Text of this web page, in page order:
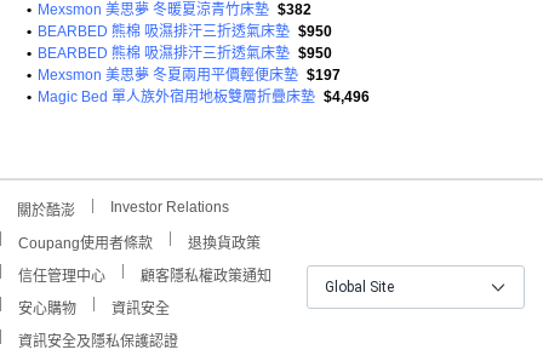
• Mexsmon 美思夢 冬暖夏涼青竹床墊 $382
• BEARBED 熊棉 吸濕排汗三折透氣床墊 $950
• BEARBED 熊棉 吸濕排汗三折透氣床墊 $950
• Mexsmon 美思夢 冬夏兩用平價輕便床墊 $197
• Magic Bed 單人族外宿用地板雙層折疊床墊 $4,496
關於酷澎 Investor Relations
Coupang使用者條款
退換貨政策
信任管理中心
顧客隱私權政策通知
安心購物
資訊安全
資訊安全及隱私保護認證
Global Site